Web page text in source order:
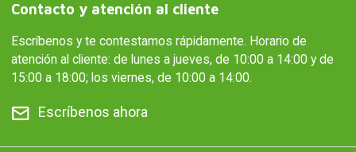
Contacto y atención al cliente
Escríbenos y te contestamos rápidamente. Horario de
atención al cliente: de lunes a jueves, de 10:00 a 14:00 y de
15:00 a 18:00; los viernes, de 10:00 a 14:00.
Escríbenos ahora